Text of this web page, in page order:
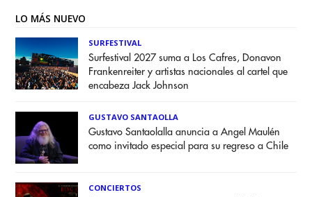
LO MÁS NUEVO
SURFESTIVAL
Surfestival 2027 suma a Los Cafres, Donavon
Frankenreiter y artistas nacionales al cartel que
encabeza Jack Johnson
GUSTAVO SANTAOLLA
Gustavo Santaolalla anuncia a Angel Maulén
como invitado especial para su regreso a Chile
CONCIERTOS